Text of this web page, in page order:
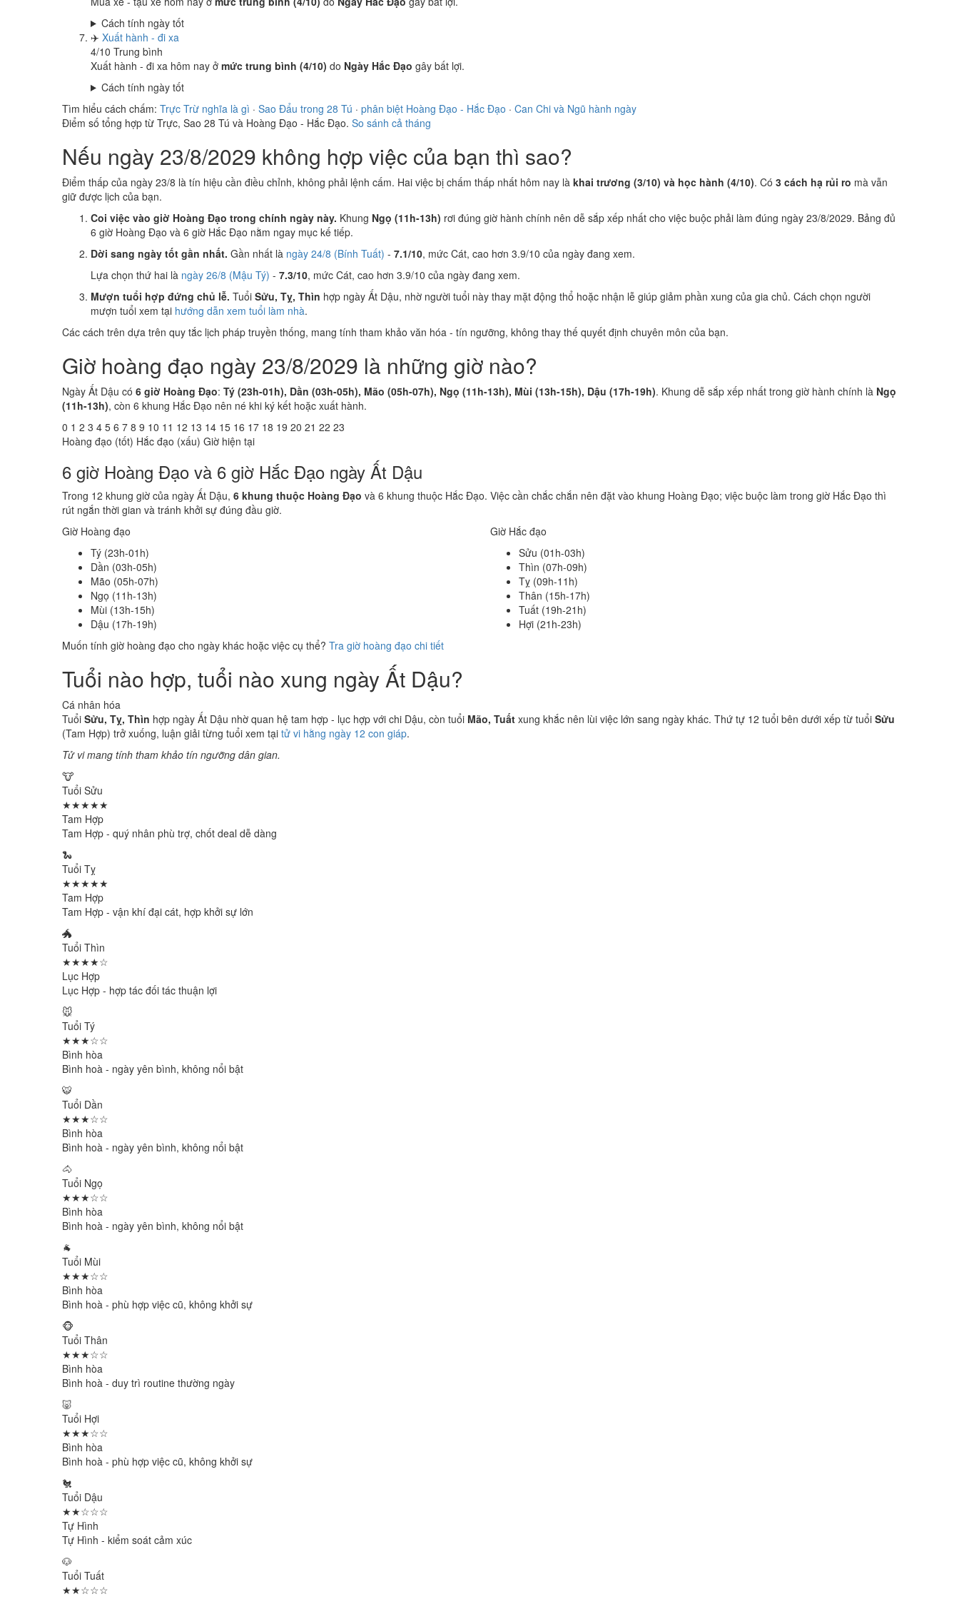
Cách tính ngày tốt
✈️ Xuất hành - đi xa
4/10 Trung bình
Xuất hành - đi xa hôm nay ở mức trung bình (4/10) do Ngày Hắc Đạo gây bất lợi.
Cách tính ngày tốt
Tìm hiểu cách chấm: Trực Trừ nghĩa là gì · Sao Đẩu trong 28 Tú · phân biệt Hoàng Đạo - Hắc Đạo · Can Chi và Ngũ hành ngày
Điểm số tổng hợp từ Trực, Sao 28 Tú và Hoàng Đạo - Hắc Đạo. So sánh cả tháng
Nếu ngày 23/8/2029 không hợp việc của bạn thì sao?
Điểm thấp của ngày 23/8 là tín hiệu cần điều chỉnh, không phải lệnh cấm. Hai việc bị chấm thấp nhất hôm nay là khai trương (3/10) và học hành (4/10). Có 3 cách hạ rủi ro mà vẫn
giữ được lịch của bạn.
Coi việc vào giờ Hoàng Đạo trong chính ngày này. Khung Ngọ (11h-13h) rơi đúng giờ hành chính nên dễ sắp xếp nhất cho việc buộc phải làm đúng ngày 23/8/2029. Bảng đủ
6 giờ Hoàng Đạo và 6 giờ Hắc Đạo nằm ngay mục kế tiếp.
Dời sang ngày tốt gần nhất. Gần nhất là ngày 24/8 (Bính Tuất) - 7.1/10, mức Cát, cao hơn 3.9/10 của ngày đang xem.
Lựa chọn thứ hai là ngày 26/8 (Mậu Tý) - 7.3/10, mức Cát, cao hơn 3.9/10 của ngày đang xem.
Mượn tuổi hợp đứng chủ lễ. Tuổi Sửu, Tỵ, Thìn hợp ngày Ất Dậu, nhờ người tuổi này thay mặt động thổ hoặc nhận lễ giúp giảm phần xung của gia chủ. Cách chọn người
mượn tuổi xem tại hướng dẫn xem tuổi làm nhà.
Các cách trên dựa trên quy tắc lịch pháp truyền thống, mang tính tham khảo văn hóa - tín ngưỡng, không thay thế quyết định chuyên môn của bạn.
Giờ hoàng đạo ngày 23/8/2029 là những giờ nào?
Ngày Ất Dậu có 6 giờ Hoàng Đạo: Tý (23h-01h), Dần (03h-05h), Mão (05h-07h), Ngọ (11h-13h), Mùi (13h-15h), Dậu (17h-19h). Khung dễ sắp xếp nhất trong giờ hành chính là Ngọ
(11h-13h), còn 6 khung Hắc Đạo nên né khi ký kết hoặc xuất hành.
0 1 2 3 4 5 6 7 8 9 10 11 12 13 14 15 16 17 18 19 20 21 22 23
Hoàng đạo (tốt) Hắc đạo (xấu) Giờ hiện tại
6 giờ Hoàng Đạo và 6 giờ Hắc Đạo ngày Ất Dậu
Trong 12 khung giờ của ngày Ất Dậu, 6 khung thuộc Hoàng Đạo và 6 khung thuộc Hắc Đạo. Việc cần chắc chắn nên đặt vào khung Hoàng Đạo; việc buộc làm trong giờ Hắc Đạo thì
rút ngắn thời gian và tránh khởi sự đúng đầu giờ.
Giờ Hoàng đạo
Tý (23h-01h)
Dần (03h-05h)
Mão (05h-07h)
Ngọ (11h-13h)
Mùi (13h-15h)
Dậu (17h-19h)
Giờ Hắc đạo
Sửu (01h-03h)
Thìn (07h-09h)
Tỵ (09h-11h)
Thân (15h-17h)
Tuất (19h-21h)
Hợi (21h-23h)
Muốn tính giờ hoàng đạo cho ngày khác hoặc việc cụ thể? Tra giờ hoàng đạo chi tiết
Tuổi nào hợp, tuổi nào xung ngày Ất Dậu?
Cá nhân hóa
Tuổi Sửu, Tỵ, Thìn hợp ngày Ất Dậu nhờ quan hệ tam hợp - lục hợp với chi Dậu, còn tuổi Mão, Tuất xung khắc nên lùi việc lớn sang ngày khác. Thứ tự 12 tuổi bên dưới xếp từ tuổi Sửu
(Tam Hợp) trở xuống, luận giải từng tuổi xem tại tử vi hằng ngày 12 con giáp.
Tử vi mang tính tham khảo tín ngưỡng dân gian.
🐮
Tuổi Sửu
★★★★★
Tam Hợp
Tam Hợp - quý nhân phù trợ, chốt deal dễ dàng
🐍
Tuổi Tỵ
★★★★★
Tam Hợp
Tam Hợp - vận khí đại cát, hợp khởi sự lớn
🐲
Tuổi Thìn
★★★★☆
Lục Hợp
Lục Hợp - hợp tác đối tác thuận lợi
🐭
Tuổi Tý
★★★☆☆
Bình hòa
Bình hoà - ngày yên bình, không nổi bật
🐯
Tuổi Dần
★★★☆☆
Bình hòa
Bình hoà - ngày yên bình, không nổi bật
🐴
Tuổi Ngọ
★★★☆☆
Bình hòa
Bình hoà - ngày yên bình, không nổi bật
🐐
Tuổi Mùi
★★★☆☆
Bình hòa
Bình hoà - phù hợp việc cũ, không khởi sự
🐵
Tuổi Thân
★★★☆☆
Bình hòa
Bình hoà - duy trì routine thường ngày
🐷
Tuổi Hợi
★★★☆☆
Bình hòa
Bình hoà - phù hợp việc cũ, không khởi sự
🐔
Tuổi Dậu
★★☆☆☆
Tự Hình
Tự Hình - kiểm soát cảm xúc
🐶
Tuổi Tuất
★★☆☆☆